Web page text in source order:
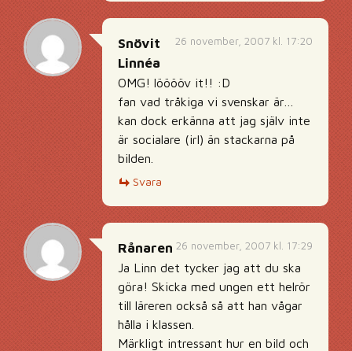
26 november, 2007 kl. 17:20
Snövit
Linnéa
OMG! lööööv it!! :D
fan vad tråkiga vi svenskar är…
kan dock erkänna att jag själv inte
är socialare (irl) än stackarna på
bilden.
Svara
26 november, 2007 kl. 17:29
Rånaren
Ja Linn det tycker jag att du ska
göra! Skicka med ungen ett helrör
till läreren också så att han vågar
hålla i klassen.
Märkligt intressant hur en bild och